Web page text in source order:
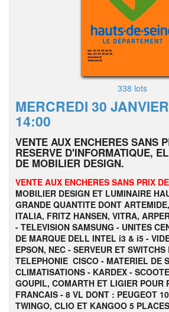
338 lots
MERCREDI 30
14:00
VENTE AUX ENCHERES SANS
RESERVE D'INFORMATIQUE,
DE MOBILIER DESIGN.
VENTE AUX ENCHERES SANS PRIX
MOBILIER DESIGN ET LUMINAIRE
GRANDE QUANTITE DONT
ITALIA, FRITZ HANSEN, VITRA,
- TELEVISION SAMSUNG - UNITES
DE MARQUE DELL INTEL i3 & i5 -
EPSON, NEC - SERVEUR ET SWITCHS
TELEPHONIE CISCO - MATERIEL DE
CLIMATISATIONS - KARDEX -
GOUPIL, COMARTH ET LIGIER POUR
FRANCAIS - 8 VL DONT : PEUGEOT
TWINGO, CLIO ET KANGOO 5